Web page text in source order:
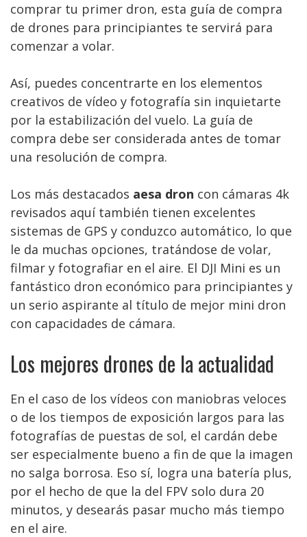
comprar tu primer dron, esta guía de compra
de drones para principiantes te servirá para
comenzar a volar.
Así, puedes concentrarte en los elementos
creativos de vídeo y fotografía sin inquietarte
por la estabilización del vuelo. La guía de
compra debe ser considerada antes de tomar
una resolución de compra.
Los más destacados aesa dron con cámaras 4k
revisados aquí también tienen excelentes
sistemas de GPS y conduzco automático, lo que
le da muchas opciones, tratándose de volar,
filmar y fotografiar en el aire. El DJI Mini es un
fantástico dron económico para principiantes y
un serio aspirante al título de mejor mini dron
con capacidades de cámara.
Los mejores drones de la actualidad
En el caso de los vídeos con maniobras veloces
o de los tiempos de exposición largos para las
fotografías de puestas de sol, el cardán debe
ser especialmente bueno a fin de que la imagen
no salga borrosa. Eso sí, logra una batería plus,
por el hecho de que la del FPV solo dura 20
minutos, y desearás pasar mucho más tiempo
en el aire.